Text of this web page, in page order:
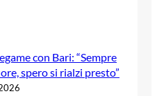
con Bari: “Sempre
spero si rialzi presto”